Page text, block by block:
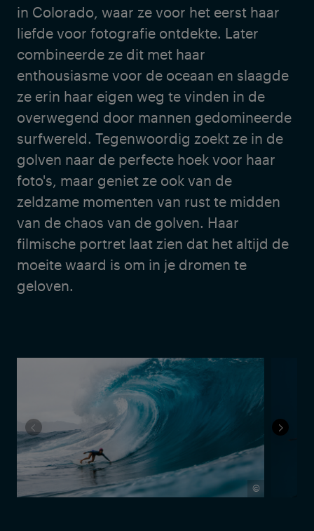
in Colorado, waar ze voor het eerst haar
liefde voor fotografie ontdekte. Later
combineerde ze dit met haar
enthousiasme voor de oceaan en slaagde
ze erin haar eigen weg te vinden in de
overwegend door mannen gedomineerde
surfwereld. Tegenwoordig zoekt ze in de
golven naar de perfecte hoek voor haar
foto's, maar geniet ze ook van de
zeldzame momenten van rust te midden
van de chaos van de golven. Haar
filmische portret laat zien dat het altijd de
moeite waard is om in je dromen te
geloven.
©